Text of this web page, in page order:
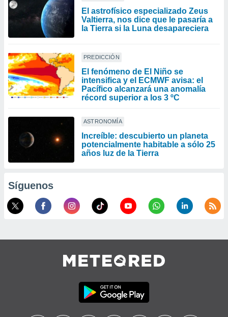
El astrofísico especializado Zeus
Valtierra, nos dice que le pasaría a
la Tierra si la Luna desapareciera
PREDICCIÓN
El fenómeno de El Niño se
intensifica y el ECMWF avisa: el
Pacífico alcanzará una anomalía
récord superior a los 3 ºC
ASTRONOMÍA
Increíble: descubierto un planeta
potencialmente habitable a sólo 25
años luz de la Tierra
Síguenos